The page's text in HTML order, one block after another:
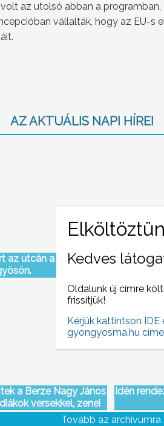
az utolsó abban a
vállalták, hogy az EU-s
AZ AKTUÁLIS NAPI HÍREI
az utcán a téli hideg
a Berze Nagy János
versekkel, zenei
táncokkal lepték
Idén
Tovább az archívumra
Kedves
Oldalunk új címre
frissítjük!
Kérjük kattintson
gyongyosma.hu